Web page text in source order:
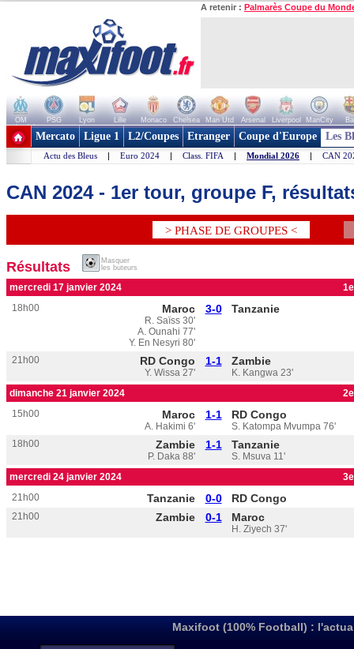
A retenir : Palmarès Coupe du
OM PSG Lyon Lille Monaco Chelsea Man Utd Arsenal Liverpool ManCity
+ de clubs
Mercato Ligue 1 L2/Coupes Etranger Coupe d'Europe Les
Actu des Bleus | Euro 2024 | Class. FIFA | Mondial 2026 | CAN
CAN 2024 - 1er tour, groupe F,
> PHASE DE GROUPES <
Résultats
Masquer
les buteurs
mercredi 17 janvier 2024
18h00
Maroc 3-0 Tanzanie
R. Saïss 30'
A. Ounahi 77'
Y. En Nesyri 80'
21h00
RD Congo 1-1 Zambie
Y. Wissa 27'
K. Kangwa 23'
dimanche 21 janvier 2024
15h00
Maroc 1-1 RD Congo
A. Hakimi 6'
S. Katompa Mvumpa 76'
18h00
Zambie 1-1 Tanzanie
P. Daka 88'
S. Msuva 11'
mercredi 24 janvier 2024
21h00
Tanzanie 0-0 RD Congo
21h00 Zambie 0-1 Maroc
H. Ziyech 37'
Maxifoot (100% Football) :